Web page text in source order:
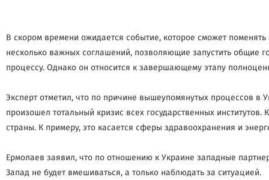
В скором времени ожидается событие, которое сможет
несколько важных соглашений, позволяющие запустить общие
процессу. Однако он относится к завершающему этапу
Эксперт отметил, что по причине вышеупомянутых процессов
произошел тотальный кризис всех государственных
страны. К примеру, это касается сферы здравоохранения и
Ермолаев заявил, что по отношению к Украине западные
Запад не будет вмешиваться, а только наблюдать за ситуацией.